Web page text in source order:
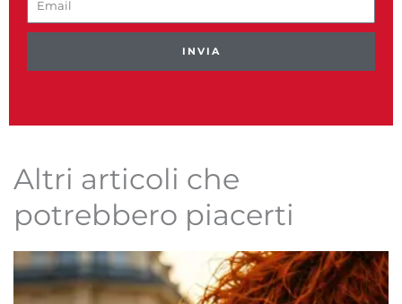
INVIA
Altri articoli che
potrebbero piacerti